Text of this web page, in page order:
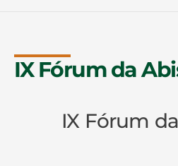
IX Fórum da
IX Fórum